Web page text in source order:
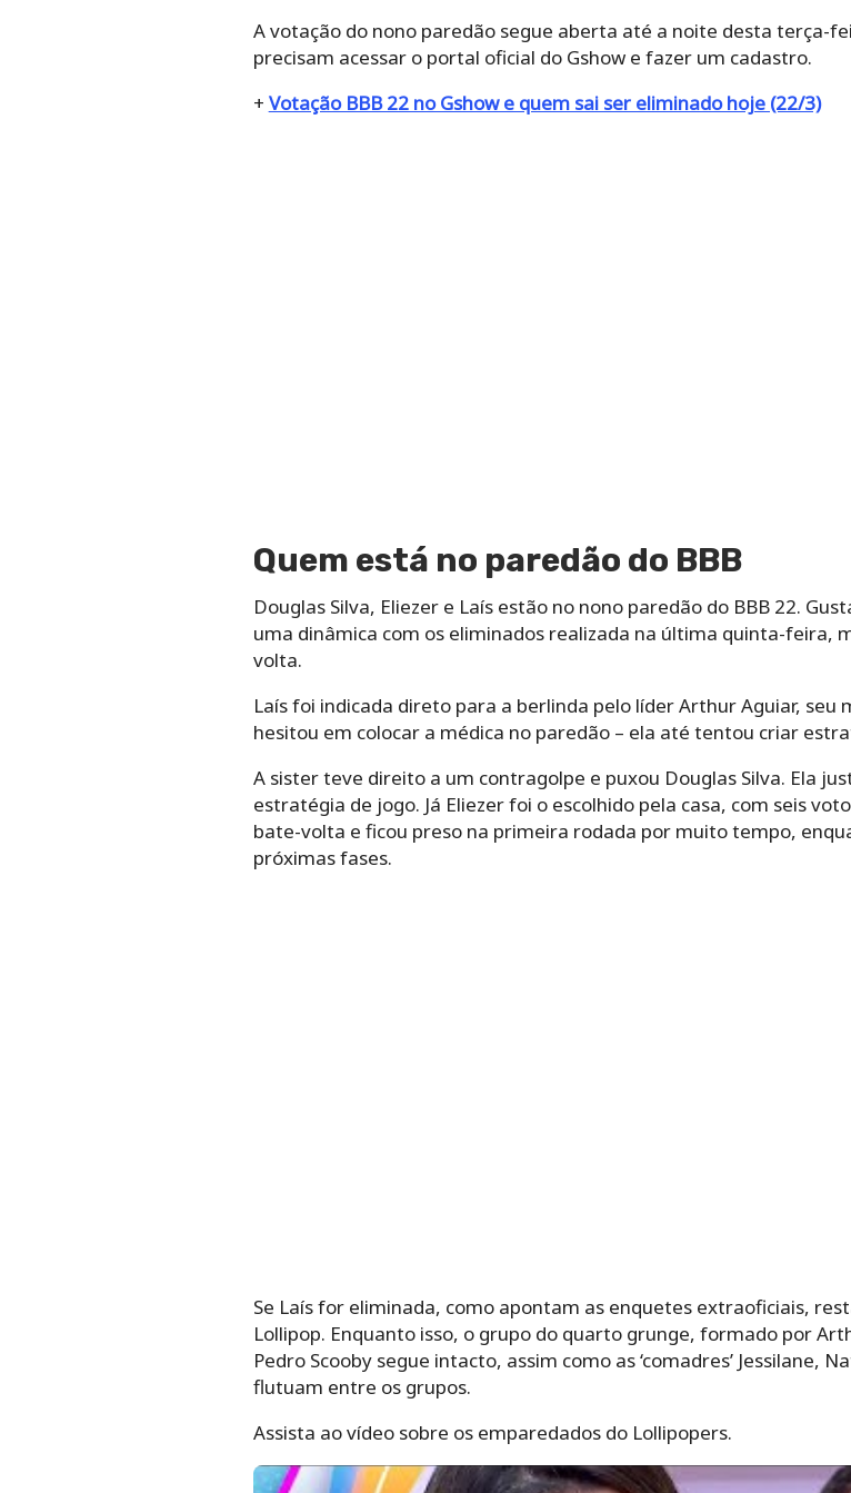
A votação do nono paredão segue aberta até a noite desta terça-
precisam acessar o portal oficial do Gshow e fazer um cadastro.
+ Votação BBB 22 no Gshow e quem sai ser eliminado hoje (22/3)
Quem está no paredão do BBB
Douglas Silva, Eliezer e Laís estão no nono paredão do BBB 22.
uma dinâmica com os eliminados realizada na última quinta-feira,
volta.
Laís foi indicada direto para a berlinda pelo líder Arthur Aguiar,
hesitou em colocar a médica no paredão – ela até tentou criar
A sister teve direito a um contragolpe e puxou Douglas Silva. Ela
estratégia de jogo. Já Eliezer foi o escolhido pela casa, com seis
bate-volta e ficou preso na primeira rodada por muito tempo,
próximas fases.
Se Laís for eliminada, como apontam as enquetes extraoficiais,
Lollipop. Enquanto isso, o grupo do quarto grunge, formado por
Pedro Scooby segue intacto, assim como as ‘comadres’ Jessilane,
flutuam entre os grupos.
Assista ao vídeo sobre os emparedados do Lollipopers.